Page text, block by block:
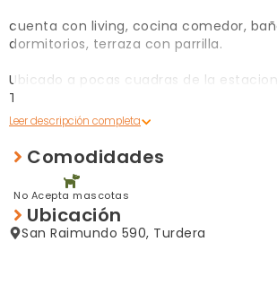
cuenta con living, cocina comedor,
dormitorios, terraza con parrilla.
Ubicado a pocas cuadras de la
Turdera, de espacios recreativos y
eléctricos.
Servicios: Electricidad con medidor
Comodidades
No Acepta mascotas
Ubicación
San Raimundo 590, Turdera